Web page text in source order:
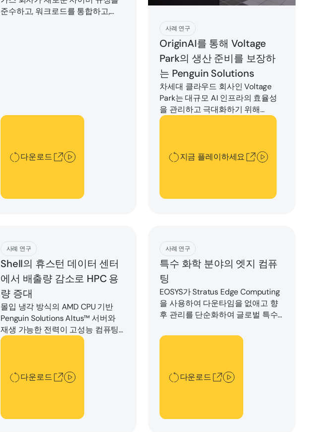
준수하고, 워크로드를 통합하고,
다운로드
다운로드
사례 연구
OriginAI를 통해 Voltage
Park의 생산 준비를 보장하
는 Penguin Solutions
차세대 클라우드 회사인 Voltage
Park는 대규모 AI 인프라의 효율성
을 관리하고 극대화하기 위해
Penguin Solutions를 매니지드 서비
최대 GPU 성능과 클러스터 가용성
을 보장하여 Voltage Park 고객의 요
지금 플레이하세요
지금 플레이하세요
지금 플레이하세요
사례 연구
Shell의 휴스턴 데이터 센터
에서 배출량 감소로 HPC 용
량 증대
몰입 냉각 방식의 AMD CPU 기반
Penguin Solutions Altus™ 서버와
재생 가능한 전력이 고성능 컴퓨팅
의 효율성을 높여줍니다.
다운로드
다운로드
Download 사례 연구
특수 화학 분야의 엣지 컴퓨
팅
EOSYS가 Stratus Edge Computing
을 사용하여 다운타임을 없애고 향
후 관리를 단순화하여 글로벌 특수
주 만에 현대화한 방법
다운로드
다운로드
Download